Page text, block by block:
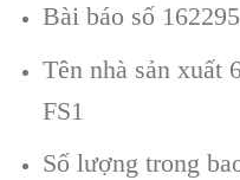
Bài báo số 162295
Tên nhà sản xuất
FS1
Số lượng trong